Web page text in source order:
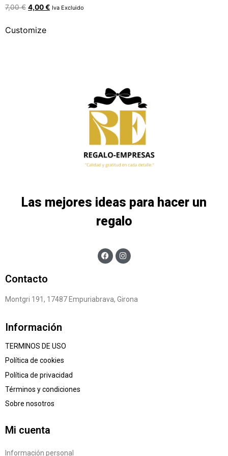
7,00€ 4,00€ Iva Excluido
Customize
Las mejores ideas para hacer un
regalo
Contacto
Montgri 191, 17487 Empuriabrava, Girona
Información
TERMINOS DE USO
Política de cookies
Política de privacidad
Términos y condiciones
Sobre nosotros
Mi cuenta
Información personal